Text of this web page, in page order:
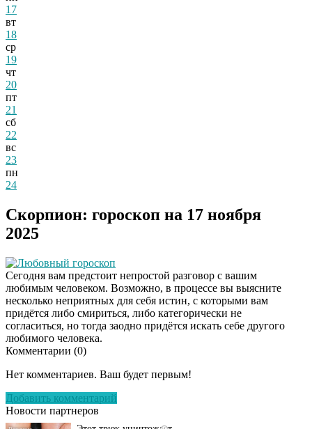
17
вт
18
ср
19
чт
20
пт
21
сб
22
вс
23
пн
24
Скорпион: гороскоп на 17 ноября
2025
Любовный гороскоп
Сегодня вам предстоит непростой разговор с вашим
любимым человеком. Возможно, в процессе вы выясните
несколько неприятных для себя истин, с которыми вам
придётся либо смириться, либо категорически не
согласиться, но тогда заодно придётся искать себе другого
любимого человека.
Комментарии (0)
Нет комментариев. Ваш будет первым!
Добавить комментарий
Новости партнеров
Даже самый
исчезнет с корнем,
Этот трюк уничтожает